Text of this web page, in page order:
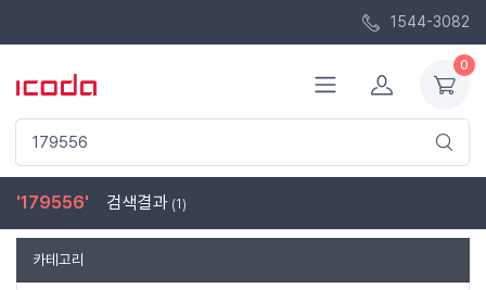
1544-3082
0
'179556' 검색결과 (1)
카테고리